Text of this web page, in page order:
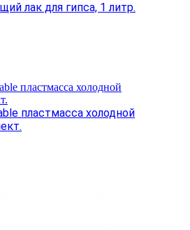
лак для гипса, 1 литр.
пластмасса холодной